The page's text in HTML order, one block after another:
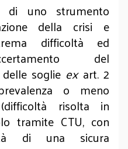
di uno strumento
della crisi e
difficoltà ed
del
soglie exart. 2
o meno
risolta in
tramite CTU, con
di una sicura